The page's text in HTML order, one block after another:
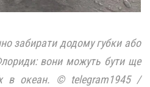
забирати додому губки або
вони можуть бути ще
в океан. © telegram1945 /